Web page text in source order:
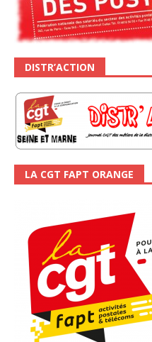
DISTR’ACTION
LA CGT FAPT ORANGE